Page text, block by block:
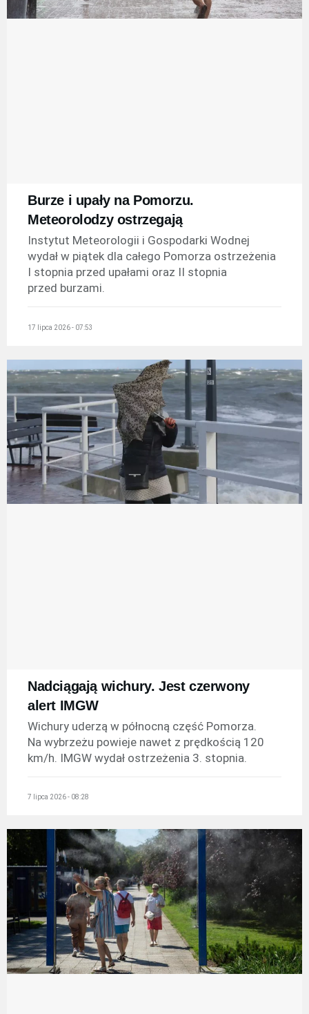
Burze i upały na Pomorzu.
Meteorolodzy ostrzegają
Instytut Meteorologii i Gospodarki Wodnej
wydał w piątek dla całego Pomorza ostrzeżenia
I stopnia przed upałami oraz II stopnia
przed burzami.
17 lipca 2026 - 07:53
Nadciągają wichury. Jest czerwony
alert IMGW
Wichury uderzą w północną część Pomorza.
Na wybrzeżu powieje nawet z prędkością 120
km/h. IMGW wydał ostrzeżenia 3. stopnia.
7 lipca 2026 - 08:28